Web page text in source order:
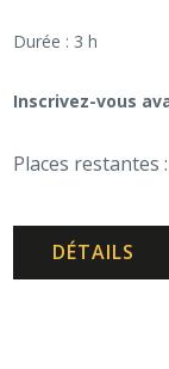
Durée : 3 h
Inscrivez-vous
Places restantes :
DÉTAILS